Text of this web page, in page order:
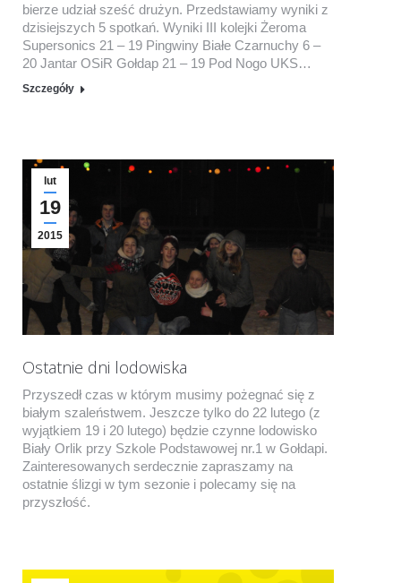
bierze udział sześć drużyn. Przedstawiamy wyniki z
dzisiejszych 5 spotkań. Wyniki III kolejki Żeroma
Supersonics 21 – 19 Pingwiny Białe Czarnuchy 6 –
20 Jantar OSiR Gołdap 21 – 19 Pod Nogo UKS…
Szczegóły
lut
19
2015
Ostatnie dni lodowiska
Przyszedł czas w którym musimy pożegnać się z
białym szaleństwem. Jeszcze tylko do 22 lutego (z
wyjątkiem 19 i 20 lutego) będzie czynne lodowisko
Biały Orlik przy Szkole Podstawowej nr.1 w Gołdapi.
Zainteresowanych serdecznie zapraszamy na
ostatnie ślizgi w tym sezonie i polecamy się na
przyszłość.